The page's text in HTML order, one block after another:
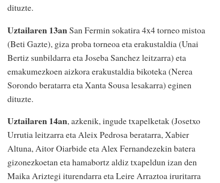
dituzte.
Uztailaren 13anSan Fermin sokatira 4x4 torneo mistoa
(Beti Gazte), giza proba torneoa eta erakustaldia (Unai
Bertiz sunbildarra eta Joseba Sanchez leitzarra) eta
emakumezkoen aizkora erakustaldia bikoteka (Nerea
Sorondo beratarra eta Xanta Sousa lesakarra) eginen
dituzte.
Uztailaren 14an, azkenik, ingude txapelketak (Josetxo
Urrutia leitzarra eta Aleix Pedrosa beratarra, Xabier
Altuna, Aitor Oiarbide eta Alex Fernandezekin batera
gizonezkoetan eta hamabortz aldiz txapeldun izan den
Maika Ariztegi iturendarra eta Leire Arraztoa iruritarra